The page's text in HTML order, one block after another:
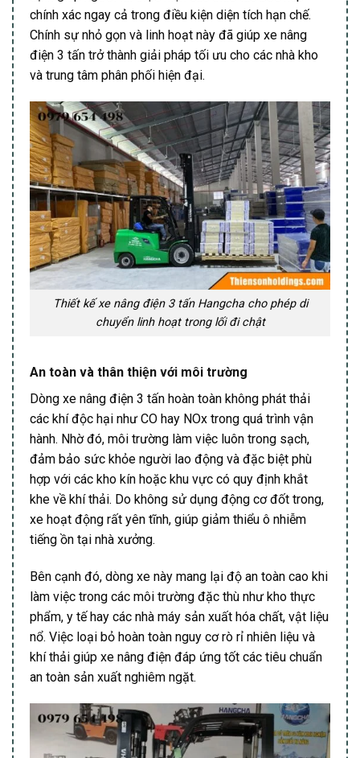
chính xác ngay cả trong điều kiện diện tích hạn chế.
Chính sự nhỏ gọn và linh hoạt này đã giúp xe nâng
điện 3 tấn trở thành giải pháp tối ưu cho các nhà kho
và trung tâm phân phối hiện đại.
Thiết kế xe nâng điện 3 tấn Hangcha cho phép di
chuyển linh hoạt trong lối đi chật
An toàn và thân thiện với môi trường
Dòng xe nâng điện 3 tấn hoàn toàn không phát thải
các khí độc hại như CO hay NOx trong quá trình vận
hành. Nhờ đó, môi trường làm việc luôn trong sạch,
đảm bảo sức khỏe người lao động và đặc biệt phù
hợp với các kho kín hoặc khu vực có quy định khắt
khe về khí thải. Do không sử dụng động cơ đốt trong,
xe hoạt động rất yên tĩnh, giúp giảm thiểu ô nhiễm
tiếng ồn tại nhà xưởng.
Bên cạnh đó, dòng xe này mang lại độ an toàn cao khi
làm việc trong các môi trường đặc thù như kho thực
phẩm, y tế hay các nhà máy sản xuất hóa chất, vật liệu
nổ. Việc loại bỏ hoàn toàn nguy cơ rò rỉ nhiên liệu và
khí thải giúp xe nâng điện đáp ứng tốt các tiêu chuẩn
an toàn sản xuất nghiêm ngặt.